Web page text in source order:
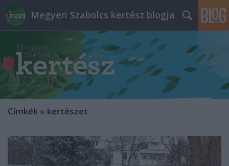
Megyeri Szabolcs kertész blogja
Címkék » kertészet